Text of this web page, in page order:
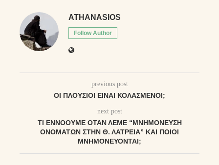
ATHANASIOS
Follow Author
previous post
ΟΙ ΠΛΟΎΣΙΟΙ ΕΊΝΑΙ ΚΟΛΑΣΜΈΝΟΙ;
next post
ΤΊ ΕΝΝΟΟΎΜΕ ΌΤΑΝ ΛΈΜΕ “ΜΝΗΜΌΝΕΥΣΗ
ΟΝΟΜΆΤΩΝ ΣΤΗΝ Θ. ΛΑΤΡΕΊΑ” ΚΑΙ ΠΟΙΟΙ
ΜΝΗΜΟΝΕΎΟΝΤΑΙ;